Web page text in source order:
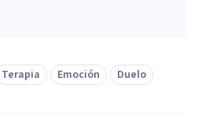
Terapia Emoción Duelo